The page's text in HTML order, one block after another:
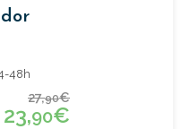
48h
27,90€
23,90€